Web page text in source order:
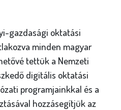
gazdasági oktatási
minden magyar
tettük a Nemzeti
digitális oktatási
programjainkkal és a
hozzásegítjük az